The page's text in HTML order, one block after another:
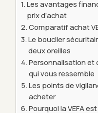
Les avantages
prix d’achat
Comparatif achat
Le bouclier
deux oreilles
Personnalisation et
qui vous ressemble
Les points de
acheter
Pourquoi la VEFA